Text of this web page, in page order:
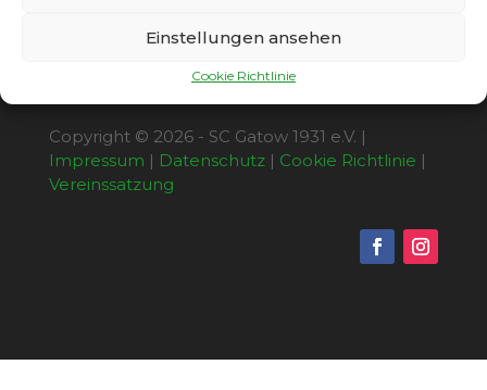
Einstellungen ansehen
Cookie Richtlinie
Copyright © 2026 - SC Gatow 1931 e.V. |
Impressum | Datenschutz| Cookie Richtlinie |
Vereinssatzung